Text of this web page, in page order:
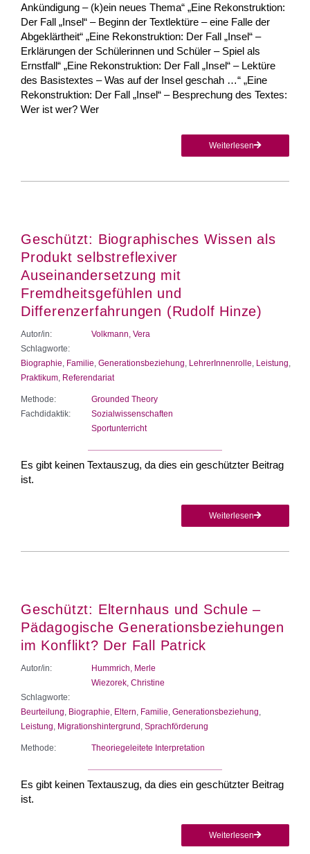
Ankündigung – (k)ein neues Thema“ „Eine Rekonstruktion:
Der Fall „Insel“ – Beginn der Textlektüre – eine Falle der
Abgeklärtheit“ „Eine Rekonstruktion: Der Fall „Insel“ –
Erklärungen der Schülerinnen und Schüler – Spiel als
Ernstfall“ „Eine Rekonstruktion: Der Fall „Insel“ – Lektüre
des Basistextes – Was auf der Insel geschah …“ „Eine
Rekonstruktion: Der Fall „Insel“ – Besprechung des Textes:
Wer ist wer? Wer
Weiterlesen
Geschützt: Biographisches Wissen als
Produkt selbstreflexiver
Auseinandersetzung mit
Fremdheitsgefühlen und
Differenzerfahrungen (Rudolf Hinze)
Autor/in:
Volkmann, Vera
Schlagworte:
Biographie Familie Generationsbeziehung LehrerInnenrolle Leistung
Praktikum Referendariat
Methode:
Grounded Theory
Fachdidaktik:
Sozialwissenschaften
Sportunterricht
Es gibt keinen Textauszug, da dies ein geschützter Beitrag
ist.
Weiterlesen
Geschützt: Elternhaus und Schule –
Pädagogische Generationsbeziehungen
im Konflikt? Der Fall Patrick
Autor/in:
Hummrich, Merle
Wiezorek, Christine
Schlagworte:
Beurteilung Biographie Eltern Familie Generationsbeziehung
Leistung Migrationshintergrund Sprachförderung
Methode: Theoriegeleitete Interpretation
Es gibt keinen Textauszug, da dies ein geschützter Beitrag
ist.
Weiterlesen